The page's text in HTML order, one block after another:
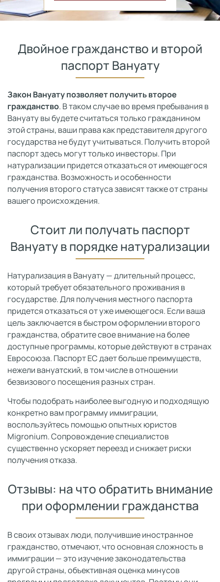
Двойное гражданство и второй
паспорт Вануату
Закон Вануату позволяет получить второе
гражданство. В таком случае во время пребывания в
Вануату вы будете считаться только гражданином
этой страны, ваши права как представителя другого
государства не будут учитываться. Получить второй
паспорт здесь могут только инвесторы. При
натурализации придется отказаться от имеющегося
гражданства. Возможность и особенности
получения второго статуса зависят также от страны
вашего происхождения.
Стоит ли получать паспорт
Вануату в порядке натурализации
Натурализация в Вануату — длительный процесс,
который требует обязательного проживания в
государстве. Для получения местного паспорта
придется отказаться от уже имеющегося. Если ваша
цель заключается в быстром оформлении второго
гражданства, обратите свое внимание на более
доступные программы, которые действуют в странах
Евросоюза. Паспорт ЕС дает больше преимуществ,
нежели вануатский, в том числе в отношении
безвизового посещения разных стран.
Чтобы подобрать наиболее выгодную и подходящую
конкретно вам программу иммиграции,
воспользуйтесь помощью опытных юристов
Migronium. Сопровождение специалистов
существенно ускоряет переезд и снижает риски
получения отказа.
Отзывы: на что обратить внимание
при оформлении гражданства
В своих отзывах люди, получившие иностранное
гражданство, отмечают, что основная сложность в
иммиграции — это изучение законодательства
другой страны, объективная оценка минусов